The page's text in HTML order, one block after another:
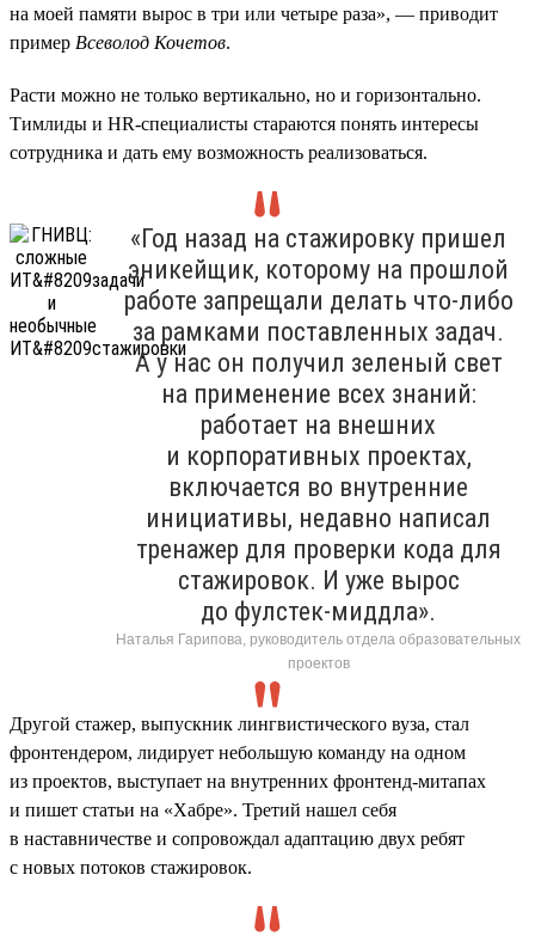
на моей памяти вырос в три или четыре раза», — приводит
пример Всеволод Кочетов.
Расти можно не только вертикально, но и горизонтально.
Тимлиды и HR-специалисты стараются понять интересы
сотрудника и дать ему возможность реализоваться.
«Год назад на стажировку пришел
эникейщик, которому на прошлой
работе запрещали делать что-либо
за рамками поставленных задач.
А у нас он получил зеленый свет
на применение всех знаний:
работает на внешних
и корпоративных проектах,
включается во внутренние
инициативы, недавно написал
тренажер для проверки кода для
стажировок. И уже вырос
до фулстек-миддла».
Наталья Гарипова, руководитель отдела образовательных
проектов
Другой стажер, выпускник лингвистического вуза, стал
фронтендером, лидирует небольшую команду на одном
из проектов, выступает на внутренних фронтенд-митапах
и пишет статьи на «Хабре». Третий нашел себя
в наставничестве и сопровождал адаптацию двух ребят
с новых потоков стажировок.